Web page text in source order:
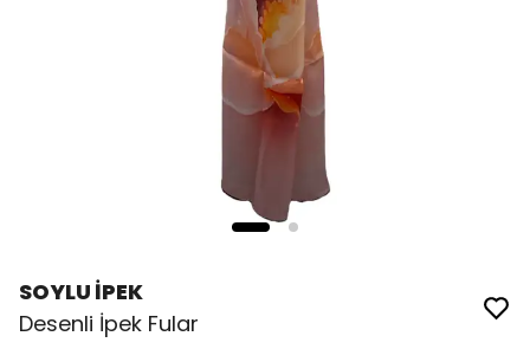
SOYLU İPEK
Desenli İpek Fular